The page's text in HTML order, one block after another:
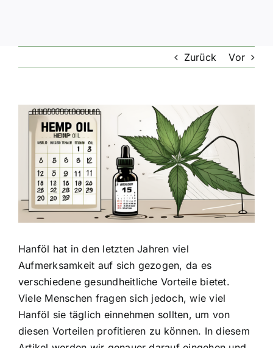
Zurück Vor
Zeige
grösseres
Hanföl hat in den letzten Jahren viel
Aufmerksamkeit auf sich gezogen, da es
verschiedene gesundheitliche Vorteile bietet.
Viele Menschen fragen sich jedoch, wie viel
Hanföl sie täglich einnehmen sollten, um von
diesen Vorteilen profitieren zu können. In diesem